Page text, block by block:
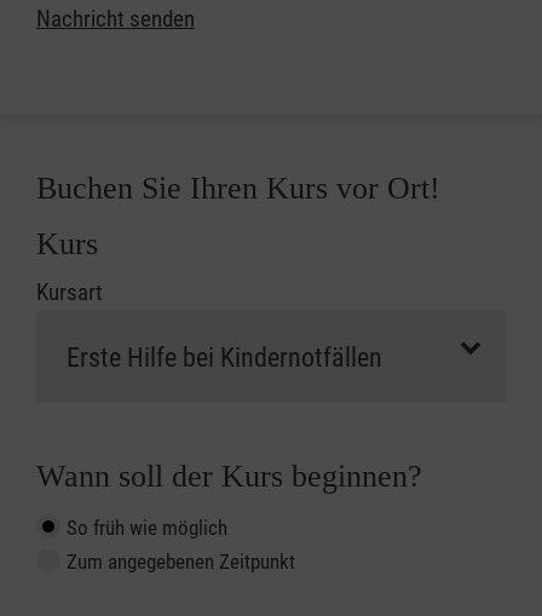
Nachricht senden
Buchen Sie Ihren Kurs vor Ort!
Kurs
Kursart
Wann soll der Kurs beginnen?
So früh wie möglich
Zum angegebenen Zeitpunkt